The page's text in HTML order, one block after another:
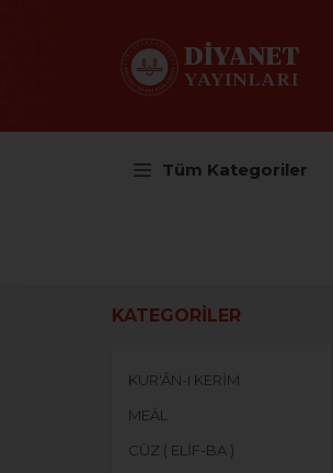
Tüm Kategoriler
KATEGORILER
KUR'ÂN-I KERİM
MEÂL
CÜZ ( ELİF-BA )